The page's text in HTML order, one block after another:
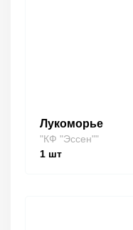
Лукоморье
"КФ "Эссен""
1 шт